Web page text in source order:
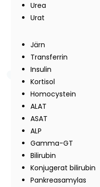
Urea
Urat
Järn
Transferrin
Insulin
Kortisol
Homocystein
ALAT
ASAT
ALP
Gamma-GT
Bilirubin
Konjugerat bilirubin
Pankreasamylas